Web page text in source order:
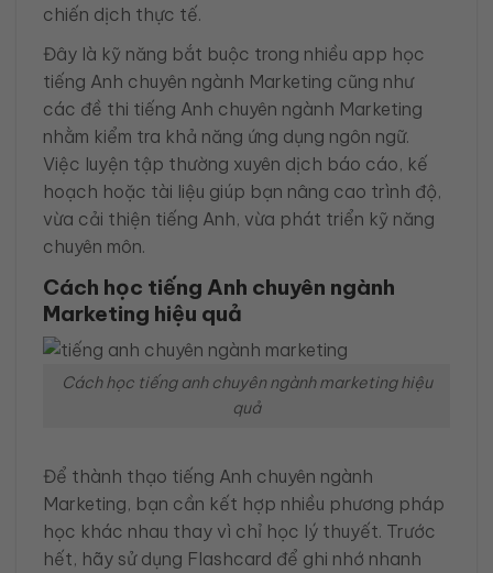
chiến dịch thực tế.
Đây là kỹ năng bắt buộc trong nhiều app học
tiếng Anh chuyên ngành Marketing cũng như
các đề thi tiếng Anh chuyên ngành Marketing
nhằm kiểm tra khả năng ứng dụng ngôn ngữ.
Việc luyện tập thường xuyên dịch báo cáo, kế
hoạch hoặc tài liệu giúp bạn nâng cao trình độ,
vừa cải thiện tiếng Anh, vừa phát triển kỹ năng
chuyên môn.
Cách học tiếng Anh chuyên ngành
Marketing hiệu quả
Cách học tiếng anh chuyên ngành marketing hiệu
quả
Để thành thạo tiếng Anh chuyên ngành
Marketing, bạn cần kết hợp nhiều phương pháp
học khác nhau thay vì chỉ học lý thuyết. Trước
hết, hãy sử dụng Flashcard để ghi nhớ nhanh